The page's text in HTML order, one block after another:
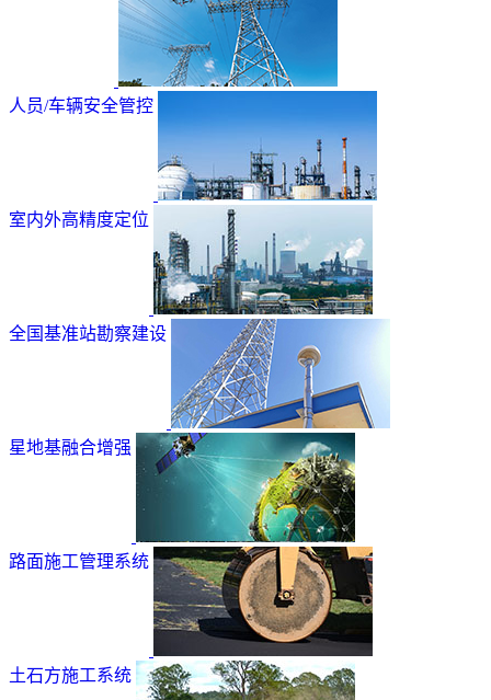
人员/车辆安全管控
室内外高精度定位
全国基准站勘察建设
星地基融合增强
路面施工管理系统
土石方施工系统